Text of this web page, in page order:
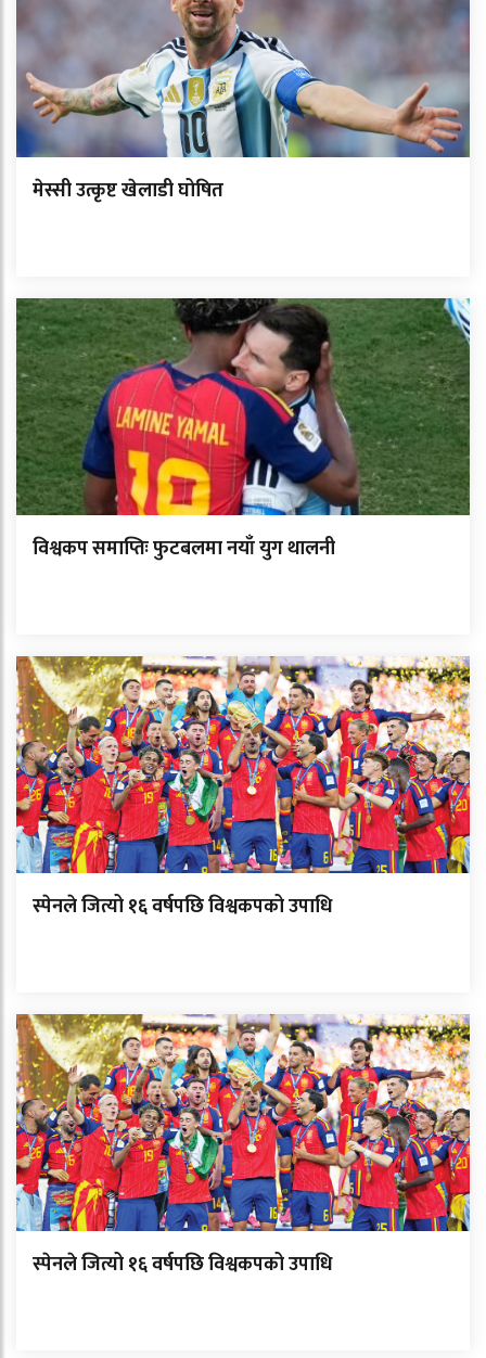
मेस्सी उत्कृष्ट खेलाडी घोषित
विश्वकप समाप्तिः फुटबलमा नयाँ युग थालनी
स्पेनले जित्यो १६ वर्षपछि विश्वकपको उपाधि
स्पेनले जित्यो १६ वर्षपछि विश्वकपको उपाधि